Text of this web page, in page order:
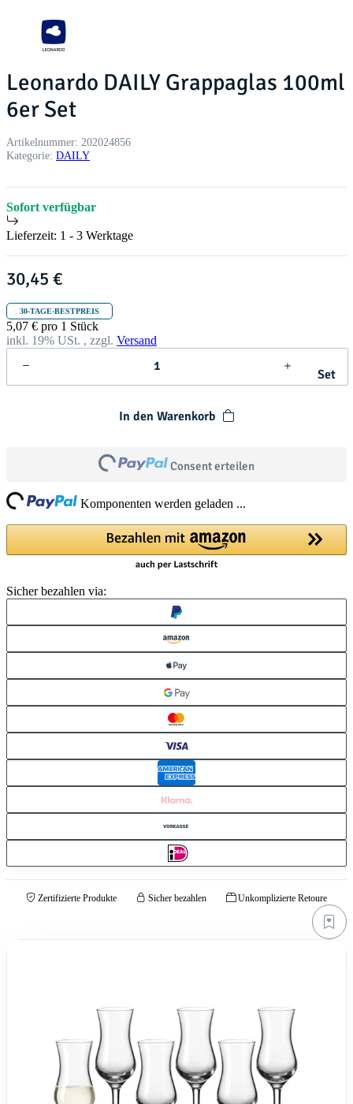
Leonardo DAILY Grappaglas 100ml
6er Set
Artikelnummer: 202024856
Kategorie: DAILY
Sofort verfügbar
Lieferzeit: 1 - 3 Werktage
30,45 €
30-TAGE-BESTPREIS
5,07 € pro 1 Stück
inkl. 19% USt. , zzgl. Versand
Set
In den Warenkorb
Loading... Consent erteilen
Komponenten werden geladen ...
Sicher bezahlen via:
Zertifizierte Produkte Sicher bezahlen Unkomplizierte Retoure